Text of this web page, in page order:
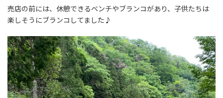
売店の前には、休憩できるベンチやブランコがあり、子供たちは
楽しそうにブランコしてました♪